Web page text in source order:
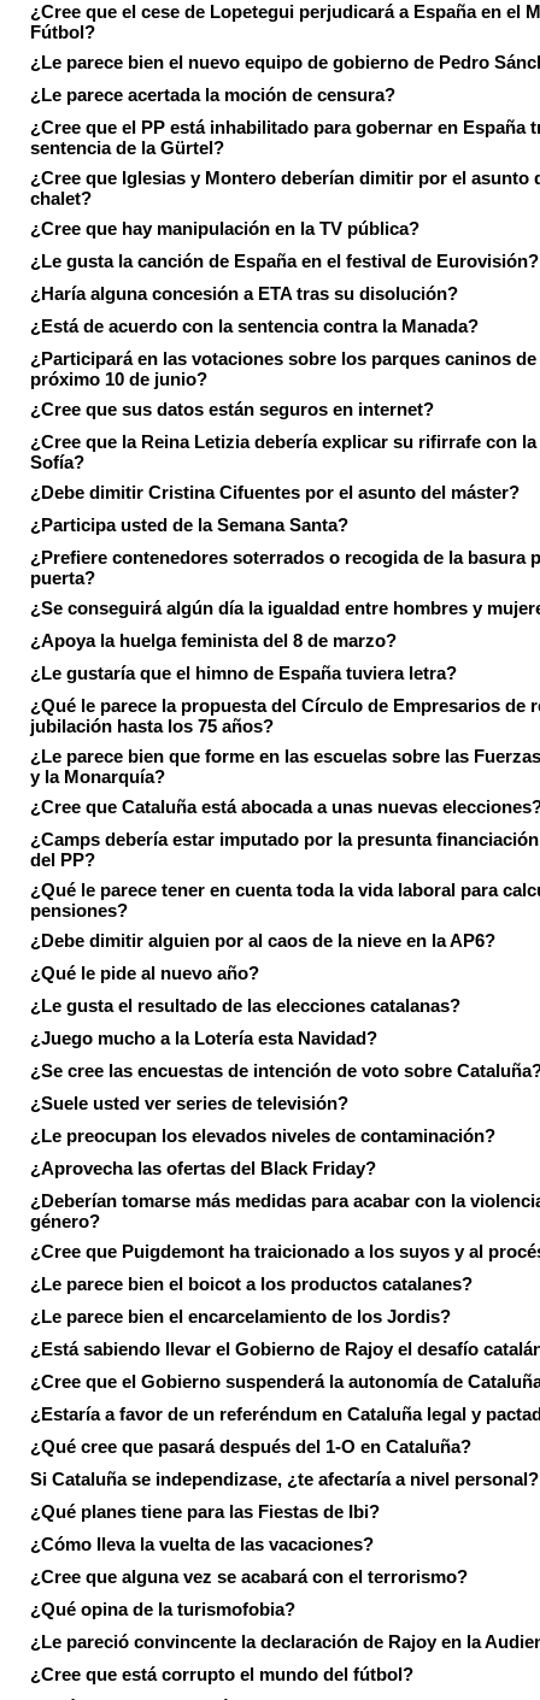
¿Cree que el cese de Lopetegui perjudicará a España en el
Fútbol?
¿Le parece bien el nuevo equipo de gobierno de Pedro
¿Le parece acertada la moción de censura?
¿Cree que el PP está inhabilitado para gobernar en España
sentencia de la Gürtel?
¿Cree que Iglesias y Montero deberían dimitir por el asunto
chalet?
¿Cree que hay manipulación en la TV pública?
¿Le gusta la canción de España en el festival de Eurovisión?
¿Haría alguna concesión a ETA tras su disolución?
¿Está de acuerdo con la sentencia contra la Manada?
¿Participará en las votaciones sobre los parques caninos de
próximo 10 de junio?
¿Cree que sus datos están seguros en internet?
¿Cree que la Reina Letizia debería explicar su rifirrafe con la
Sofía?
¿Debe dimitir Cristina Cifuentes por el asunto del máster?
¿Participa usted de la Semana Santa?
¿Prefiere contenedores soterrados o recogida de la basura
puerta?
¿Se conseguirá algún día la igualdad entre hombres y
¿Apoya la huelga feminista del 8 de marzo?
¿Le gustaría que el himno de España tuviera letra?
¿Qué le parece la propuesta del Círculo de Empresarios de
jubilación hasta los 75 años?
¿Le parece bien que forme en las escuelas sobre las
y la Monarquía?
¿Cree que Cataluña está abocada a unas nuevas
¿Camps debería estar imputado por la presunta
del PP?
¿Qué le parece tener en cuenta toda la vida laboral para
pensiones?
¿Debe dimitir alguien por al caos de la nieve en la AP6?
¿Qué le pide al nuevo año?
¿Le gusta el resultado de las elecciones catalanas?
¿Juego mucho a la Lotería esta Navidad?
¿Se cree las encuestas de intención de voto sobre
¿Suele usted ver series de televisión?
¿Le preocupan los elevados niveles de contaminación?
¿Aprovecha las ofertas del Black Friday?
¿Deberían tomarse más medidas para acabar con la
género?
¿Cree que Puigdemont ha traicionado a los suyos y al
¿Le parece bien el boicot a los productos catalanes?
¿Le parece bien el encarcelamiento de los Jordis?
¿Está sabiendo llevar el Gobierno de Rajoy el desafío
¿Cree que el Gobierno suspenderá la autonomía de
¿Estaría a favor de un referéndum en Cataluña legal y
¿Qué cree que pasará después del 1-O en Cataluña?
Si Cataluña se independizase, ¿te afectaría a nivel personal?
¿Qué planes tiene para las Fiestas de Ibi?
¿Cómo lleva la vuelta de las vacaciones?
¿Cree que alguna vez se acabará con el terrorismo?
¿Qué opina de la turismofobia?
¿Le pareció convincente la declaración de Rajoy en la
¿Cree que está corrupto el mundo del fútbol?